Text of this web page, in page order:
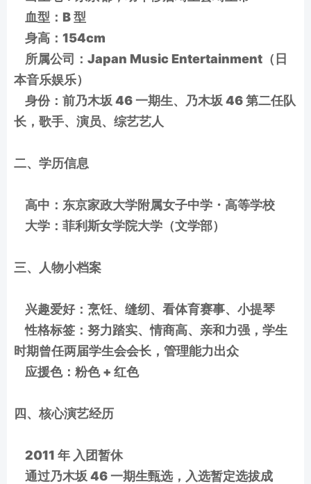
血型：B 型
身高：154cm
所属公司：Japan Music Entertainment（日
本音乐娱乐）
身份：前乃木坂 46 一期生、乃木坂 46 第二任队
长，歌手、演员、综艺艺人
二、学历信息
高中：东京家政大学附属女子中学・高等学校
大学：菲利斯女学院大学（文学部）
三、人物小档案
兴趣爱好：烹饪、缝纫、看体育赛事、小提琴
性格标签：努力踏实、情商高、亲和力强，学生
时期曾任两届学生会会长，管理能力出众
应援色：粉色 + 红色
四、核心演艺经历
2011 年 入团暂休
通过乃木坂 46 一期生甄选，入选暂定选拔成